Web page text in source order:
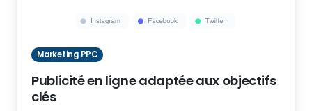
Marketing PPC
Publicité en ligne adaptée aux objectifs
clés